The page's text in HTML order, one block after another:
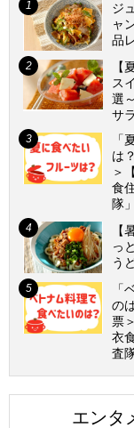
ジ
ャ
品
【
ス
選
サ
「
は
＞
食
隊
【
っ
う
「
の
票
衣
査
エンタ